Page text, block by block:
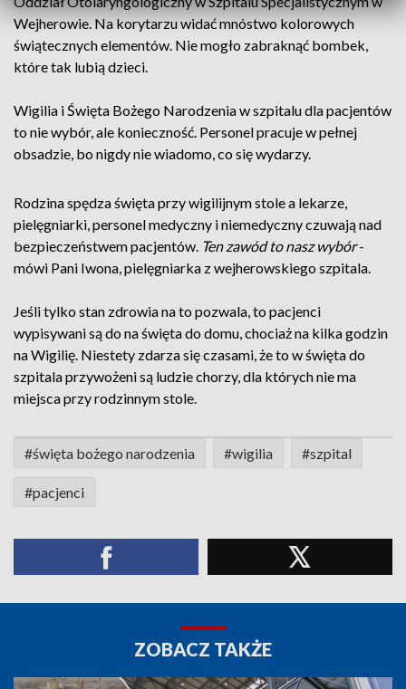
Wejherowie. Na korytarzu widać mnóstwo kolorowych
świątecznych elementów. Nie mogło zabraknąć bombek,
które tak lubią dzieci.
Wigilia i Święta Bożego Narodzenia w szpitalu dla pacjentów
to nie wybór, ale konieczność. Personel pracuje w pełnej
obsadzie, bo nigdy nie wiadomo, co się wydarzy.
Rodzina spędza święta przy wigilijnym stole a lekarze,
pielęgniarki, personel medyczny i niemedyczny czuwają nad
bezpieczeństwem pacjentów. Ten zawód to nasz wybór-
mówi Pani Iwona, pielęgniarka z wejherowskiego szpitala.
Jeśli tylko stan zdrowia na to pozwala, to pacjenci
wypisywani są do na święta do domu, chociaż na kilka godzin
na Wigilię. Niestety zdarza się czasami, że to w święta do
szpitala przywożeni są ludzie chorzy, dla których nie ma
miejsca przy rodzinnym stole.
#święta bożego narodzenia #wigilia #szpital
#pacjenci
ZOBACZ TAKŻE